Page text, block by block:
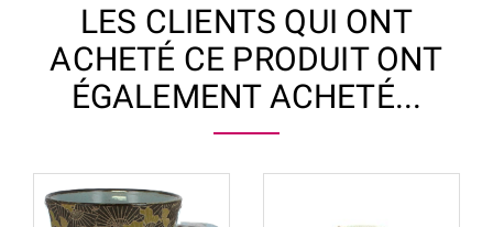
LES CLIENTS QUI ONT
ACHETÉ CE PRODUIT ONT
ÉGALEMENT ACHETÉ...